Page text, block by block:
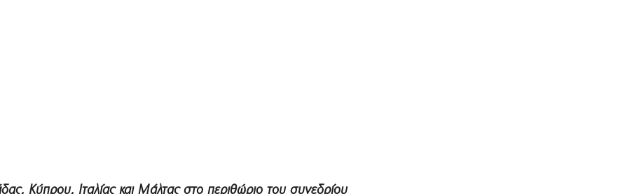
Κύπρου, Ιταλίας και Μάλτας στο περιθώριο του συνεδρίου